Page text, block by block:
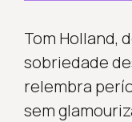
Tom Holland,
sobriedade
relembra
sem